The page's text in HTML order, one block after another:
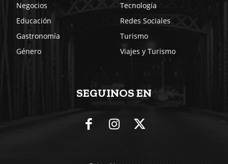
Negocios
Educación
Gastronomía
Género
Tecnología
Redes Sociales
Turismo
Viajes y Turismo
SEGUINOS EN